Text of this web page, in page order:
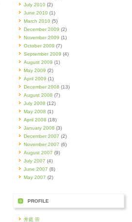
July 2010 (2)
June 2010 (1)
March 2010 (5)
December 2009 (2)
November 2009 (1)
October 2009 (7)
September 2009 (4)
August 2009 (1)
May 2009 (2)
April 2009 (1)
December 2008 (13)
August 2008 (7)
July 2008 (12)
May 2008 (1)
April 2008 (18)
January 2008 (3)
December 2007 (2)
November 2007 (6)
August 2007 (9)
July 2007 (4)
June 2007 (8)
May 2007 (2)
PROFILE
井庭 崇